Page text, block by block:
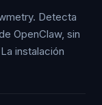
Detecta
OpenClaw, sin
instalación